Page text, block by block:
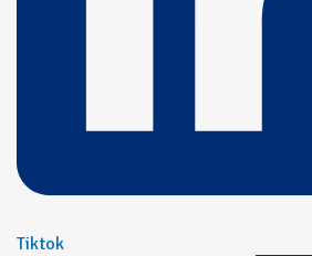
Tiktok